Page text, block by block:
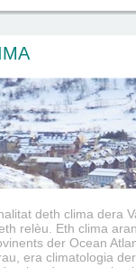
deth clima dera
relèu. Eth clima
der Ocean
era climatologia